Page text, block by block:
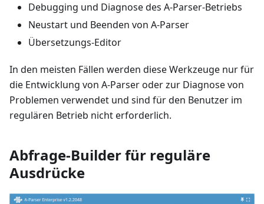
Debugging und Diagnose des A-Parser-Betriebs
Neustart und Beenden von A-Parser
Übersetzungs-Editor
In den meisten Fällen werden diese Werkzeuge nur für
die Entwicklung von A-Parser oder zur Diagnose von
Problemen verwendet und sind für den Benutzer im
regulären Betrieb nicht erforderlich.
Abfrage-Builder für reguläre
Ausdrücke